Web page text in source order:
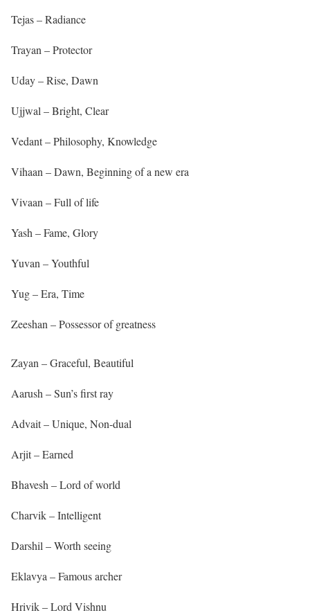
Tejas – Radiance
Trayan – Protector
Uday – Rise, Dawn
Ujjwal – Bright, Clear
Vedant – Philosophy, Knowledge
Vihaan – Dawn, Beginning of a new era
Vivaan – Full of life
Yash – Fame, Glory
Yuvan – Youthful
Yug – Era, Time
Zeeshan – Possessor of greatness
Zayan – Graceful, Beautiful
Aarush – Sun’s first ray
Advait – Unique, Non-dual
Arjit – Earned
Bhavesh – Lord of world
Charvik – Intelligent
Darshil – Worth seeing
Eklavya – Famous archer
Hrivik – Lord Vishnu